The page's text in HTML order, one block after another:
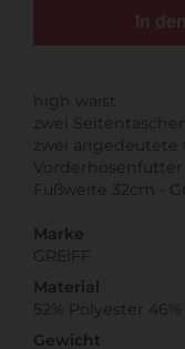
In
high waist
zwei
zwei angedeutete
Vorderhosenfutter
Fußweite 32cm -
Marke
GREIFF
Material
52% Polyester
Gewicht